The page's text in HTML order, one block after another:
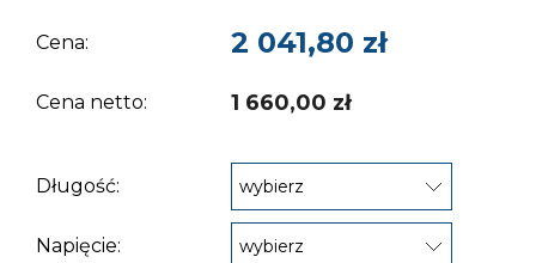
Cena: 2 041,80 zł
Cena netto: 1 660,00 zł
Długość:
Napięcie: